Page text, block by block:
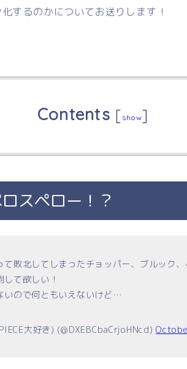
するのかについてお送りします！
Contents [ show]
スペロー！？
て敗北してしまったチョッパー、ブルック
て欲しい！
いので何ともいえないけど…
大好き) (@DXEBCbaCrjoHNcd)